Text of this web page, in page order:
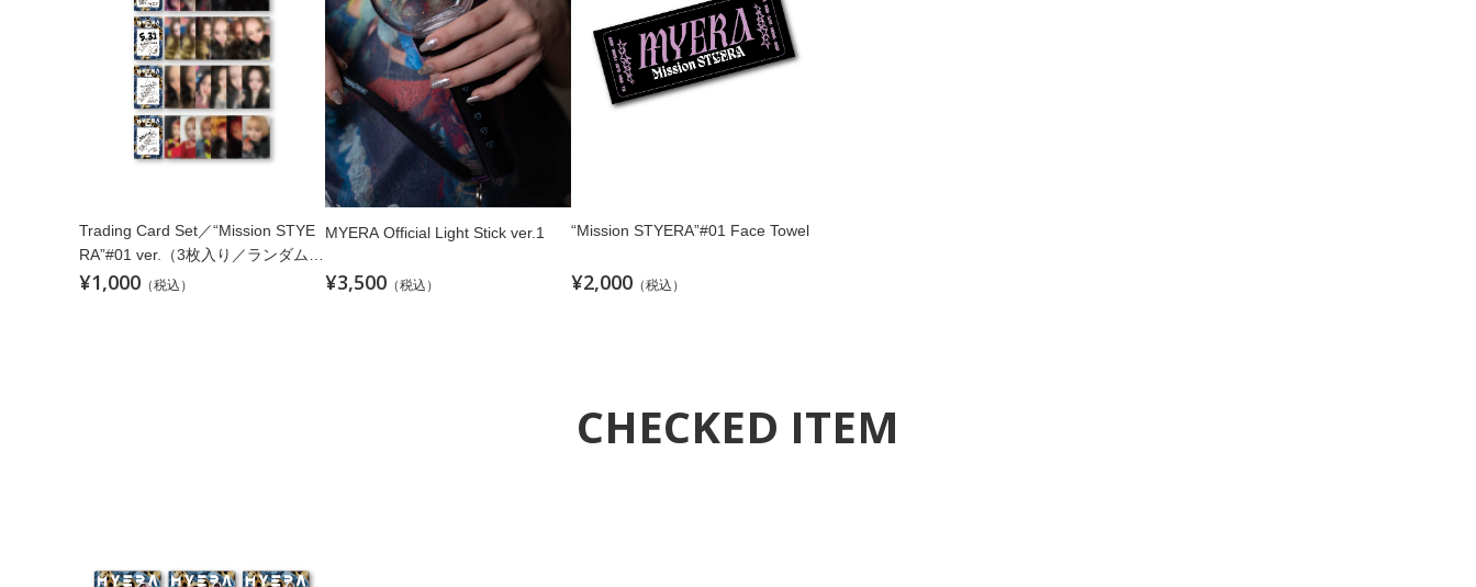
Trading Card Set／“Mission STYE
RA”#01 ver.（3枚入り／ランダム／
全30種）
¥1,000 （税込）
MYERA Official Light Stick ver.1
¥3,500 （税込）
“Mission STYERA”#01 Face Towel
¥2,000 （税込）
CHECKED ITEM